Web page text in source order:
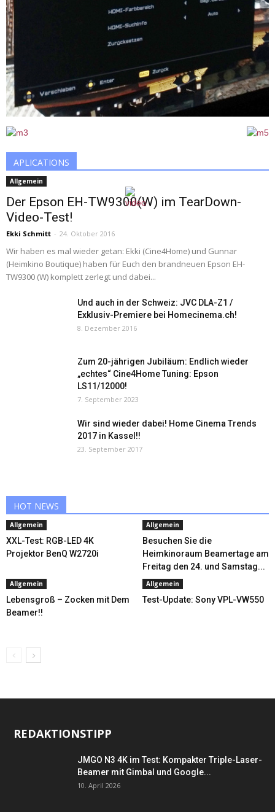
APLICATIONS
Allgemein
Der Epson EH-TW9300(W) im TearDown-
Video-Test!
Ekki Schmitt - 24. Oktober 2016
Wir haben es mal wieder getan: Ekki (Cine4Home) und Gunnar
(Heimkino Boutique) haben für Euch den brandneuen Epson EH-
TW9300 (W) komplett zerlegt und dabei...
Und auch in der Schweiz: JVC DLA-Z1 /
Exklusiv-Premiere bei Homecinema.ch!
8. Dezember 2016
Zum 20-jährigen Jubiläum: Endlich wieder
„echtes“ Cine4Home Tuning: Epson
LS11/12000!
7. September 2023
Wir sind wieder dabei! Home Cinema Trends
2017 in Kassel!!
23. September 2017
HOT NEWS
Allgemein
XXL-Test: RGB-LED 4K
Projektor BenQ W2720i
Allgemein
Besuchen Sie die
Heimkinoraum Beamertage am
Freitag den 24. und Samstag...
Allgemein
Lebensgroß – Zocken mit Dem
Beamer!!
Allgemein
Test-Update: Sony VPL-VW550
REDAKTIONSTIPP
JMGO N3 4K im Test: Kompakter Triple-Laser-
Beamer mit Gimbal und Google...
10. April 2026